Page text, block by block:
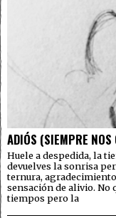
ADIÓS (SIEMPRE
Huele a despedida, la
devuelves la sonrisa
ternura,
sensación de alivio. No
tiempos pero la